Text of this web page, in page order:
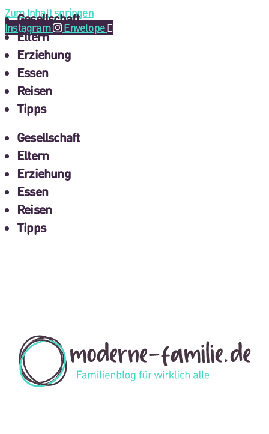
Zum Inhalt springen
Instagram
Envelope
Gesellschaft
Eltern
Erziehung
Essen
Reisen
Tipps
Gesellschaft
Eltern
Erziehung
Essen
Reisen
Tipps